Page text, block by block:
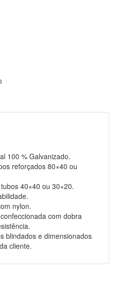
100 % Galvanizado.
reforçados 80×40 ou
40×40 ou 30×20.
nylon.
com dobra
blindados e dimensionados
cliente.